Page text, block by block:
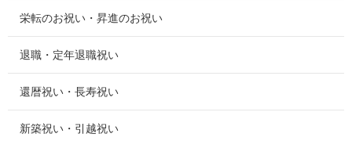
栄転のお祝い・昇進のお祝い
退職・定年退職祝い
還暦祝い・長寿祝い
新築祝い・引越祝い